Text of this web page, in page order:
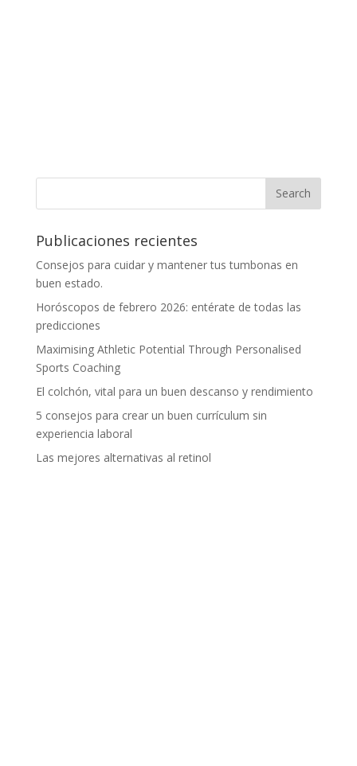
Publicaciones recientes
Consejos para cuidar y mantener tus tumbonas en
buen estado.
Horóscopos de febrero 2026: entérate de todas las
predicciones
Maximising Athletic Potential Through Personalised
Sports Coaching
El colchón, vital para un buen descanso y rendimiento
5 consejos para crear un buen currículum sin
experiencia laboral
Las mejores alternativas al retinol